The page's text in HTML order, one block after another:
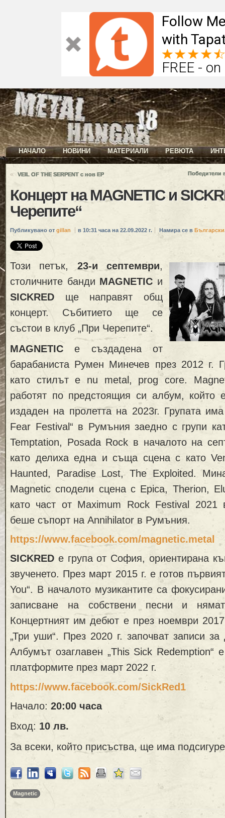
Follow
with
FREE -
НАЧАЛО НОВИНИ МАТЕРИАЛИ РЕВЮТА
« VEIL OF THE SERPENT с нов EP Победители
Концерт на MAGNETIC и
Черепите“
Публикувано от gillan в 10:31 часа на 22.09.2022 г. Намира се в Български
Този петък, 23-и септември,
столичните банди MAGNETIC и
SICKRED ще направят общ
концерт. Събитието ще се
състои в клуб „При Черепите“.
MAGNETIC е създадена от
барабаниста Румен Минечев през 2012 г.
като стилът е nu metal, prog core.
работят по предстоящия си албум, който
издаден на пролетта на 2023г. Групата
Fear Festival“ в Румъния заедно с групи
Temptation, Posada Rock в началото на
като делиха една и съща сцена с като
Haunted, Paradise Lost, The Exploited.
Magnetic сподели сцена с Epica, Therion,
като част от Maximum Rock Festival 2021
беше съпорт на Annihilator в Румъния.
https://www.facebook.com/magnetic.metal
SICKRED е група от София, ориентирана
звученето. През март 2015 г. е готов
You“. В началото музикантите са
записване на собствени песни и
Концертният им дебют е през ноември
„Три уши“. През 2020 г. започват записи
Албумът озаглавен „This Sick Redemption“
платформите през март 2022 г.
https://www.facebook.com/SickRed1
Начало: 20:00 часа
Вход: 10 лв.
За всеки, който присъства, ще има
Magnetic